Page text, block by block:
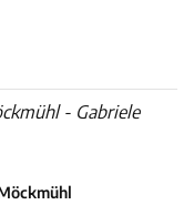
- Gabriele